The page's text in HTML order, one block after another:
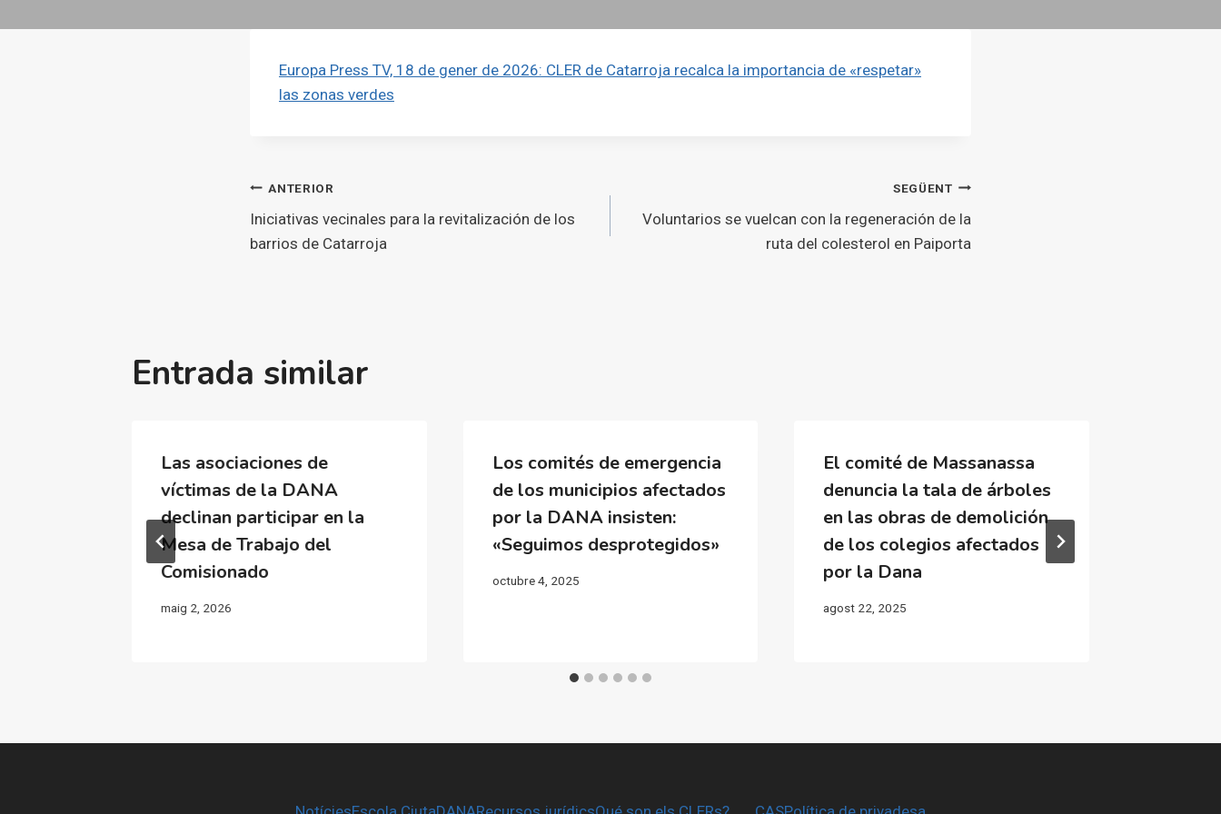
Europa Press TV, 18 de gener de 2026: CLER de Catarroja recalca la importancia de «respetar»
las zonas verdes
Navegació
d'entrades
ANTERIOR
Iniciativas vecinales para la revitalización de los
barrios de Catarroja
SEGÜENT
Voluntarios se vuelcan con la regeneración de la
ruta del colesterol en Paiporta
Entrada similar
Las asociaciones de
víctimas de la DANA
declinan participar en la
Mesa de Trabajo del
Comisionado
maig 2, 2026
Los comités de emergencia
de los municipios afectados
por la DANA insisten:
«Seguimos desprotegidos»
octubre 4, 2025
El comité de Massanassa
denuncia la tala de árboles
en las obras de demolición
de los colegios afectados
por la Dana
agost 22, 2025